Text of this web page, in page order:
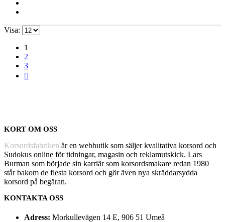
Visa:
1
2
3
KORT OM OSS
Korsordsfabriken är en webbutik som säljer kvalitativa korsord och
Sudokus online för tidningar, magasin och reklamutskick. Lars
Burman som började sin karriär som korsordsmakare redan 1980
står bakom de flesta korsord och gör även nya skräddarsydda
korsord på begäran.
KONTAKTA OSS
Adress: Morkullevägen 14 E, 906 51 Umeå